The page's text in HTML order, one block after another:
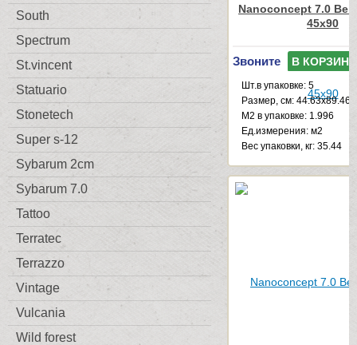
South
Spectrum
St.vincent
Statuario
Stonetech
Super s-12
Sybarum 2cm
Sybarum 7.0
Tattoo
Terratec
Terrazzo
Vintage
Vulcania
Wild forest
Nanoconcept 7.0
45x90
Звоните В КОРЗИНУ
Шт.в упаковке: 5
Размер, см: 44.63x89.46
М2 в упаковке: 1.996
Ед.измерения: м2
Веc упаковки, кг: 35.44